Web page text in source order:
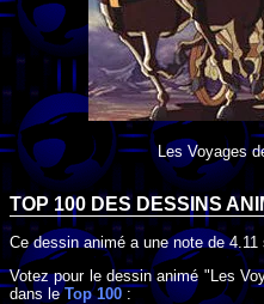
Les Voyages
TOP 100 DES DESSINS
Ce dessin animé a une note de4.11
Votez pour le dessin animé "Les
dans leTop 100 :